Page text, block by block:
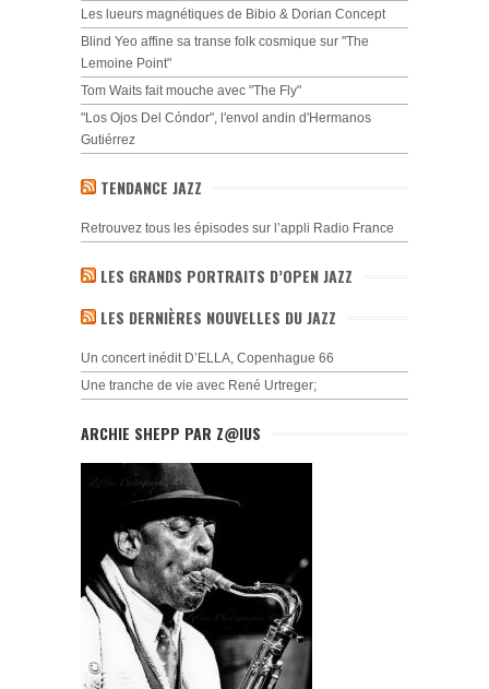
Les lueurs magnétiques de Bibio & Dorian Concept
Blind Yeo affine sa transe folk cosmique sur "The
Lemoine Point"
Tom Waits fait mouche avec "The Fly"
"Los Ojos Del Cóndor", l'envol andin d'Hermanos
Gutiérrez
TENDANCE JAZZ
Retrouvez tous les épisodes sur l’appli Radio France
LES GRANDS PORTRAITS D’OPEN JAZZ
LES DERNIÈRES NOUVELLES DU JAZZ
Un concert inédit D’ELLA, Copenhague 66
Une tranche de vie avec René Urtreger;
ARCHIE SHEPP PAR Z@IUS